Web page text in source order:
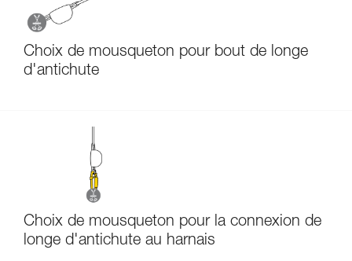
Choix de mousqueton pour bout de longe
d'antichute
Choix de mousqueton pour la connexion de
longe d'antichute au harnais